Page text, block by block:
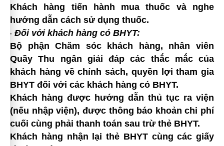
Khách hàng tiến hành mua thuốc và nghe
hướng dẫn cách sử dụng thuốc.
· Đối với khách hàng có BHYT:
Bộ phận Chăm sóc khách hàng, nhân viên
Quầy Thu ngân giải đáp các thắc mắc của
khách hàng về chính sách, quyền lợi tham gia
BHYT đối với các khách hàng có BHYT.
Khách hàng được hướng dẫn thủ tục ra viện
(nếu nhập viện), được thông báo khoản chi phí
cuối cùng phải thanh toán sau trừ thẻ BHYT.
Khách hàng nhận lại thẻ BHYT cùng các giấy